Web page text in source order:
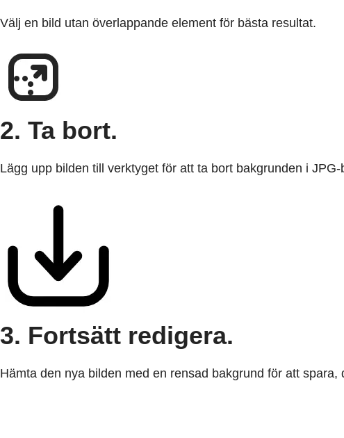
Välj en bild utan överlappande element för bästa resultat.
2. Ta bort.
Lägg upp bilden till verktyget för att ta bort bakgrunden i
3. Fortsätt redigera.
Hämta den nya bilden med en rensad bakgrund för att